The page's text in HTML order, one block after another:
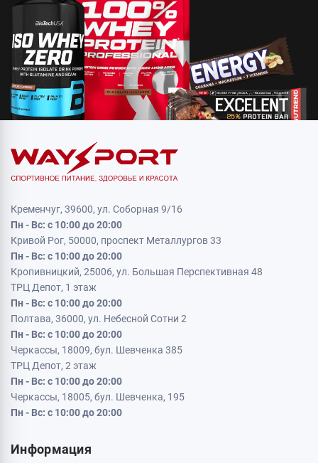
Кременчуг, 39600, ул. Соборная 9/16
Пн - Вс: с 10:00 до 20:00
Кривой Рог, 50000, проспект Металлургов 33
Пн - Вс: с 10:00 до 20:00
Кропивницкий, 25006, ул. Большая Перспективная 48
ТРЦ Депот, 1 этаж
Пн - Вс: с 10:00 до 20:00
Полтава, 36000, ул. Небесной Сотни 2
Пн - Вс: с 10:00 до 20:00
Черкассы, 18009, бул. Шевченка 385
ТРЦ Депот, 2 этаж
Пн - Вс: с 10:00 до 20:00
Черкассы, 18005, бул. Шевченка, 195
Пн - Вс: с 10:00 до 20:00
Информация